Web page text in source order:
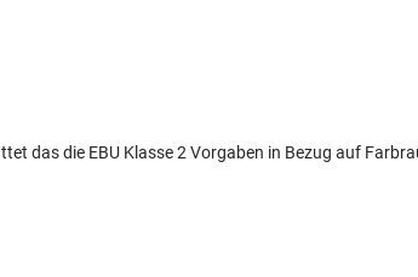
das die EBU Klasse 2 Vorgaben in Bezug auf